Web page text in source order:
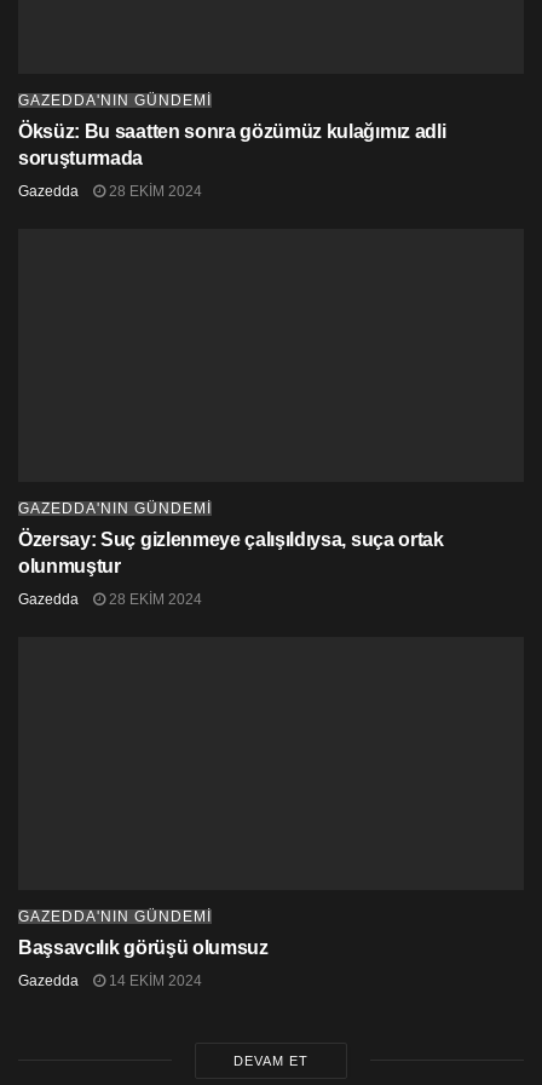
GAZEDDA'NIN GÜNDEMİ
Öksüz: Bu saatten sonra gözümüz kulağımız adli
soruşturmada
Gazedda 28 EKIM 2024
GAZEDDA'NIN GÜNDEMİ
Özersay: Suç gizlenmeye çalışıldıysa, suça ortak
olunmuştur
Gazedda 28 EKIM 2024
GAZEDDA'NIN GÜNDEMİ
Başsavcılık görüşü olumsuz
Gazedda 14 EKIM 2024
DEVAM ET